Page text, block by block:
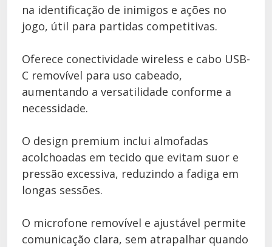
na identificação de inimigos e ações no
jogo, útil para partidas competitivas.
Oferece conectividade wireless e cabo USB-
C removível para uso cabeado,
aumentando a versatilidade conforme a
necessidade.
O design premium inclui almofadas
acolchoadas em tecido que evitam suor e
pressão excessiva, reduzindo a fadiga em
longas sessões.
O microfone removível e ajustável permite
comunicação clara, sem atrapalhar quando